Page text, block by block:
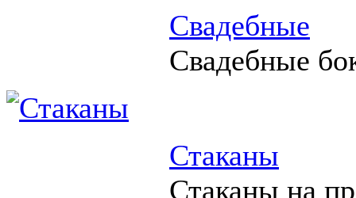
Свадебные
Свадебные
Стаканы
Стаканы на